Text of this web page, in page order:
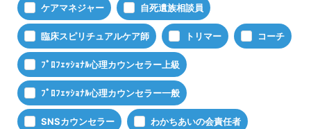
ケアマネジャー 自死遺族相談員
臨床スピリチュアルケア師 トリマー コーチ
ﾌﾟﾛﾌｪｯｼｮﾅﾙ心理カウンセラー上級
ﾌﾟﾛﾌｪｯｼｮﾅﾙ心理カウンセラー一般
SNSカウンセラー わかちあいの会責任者